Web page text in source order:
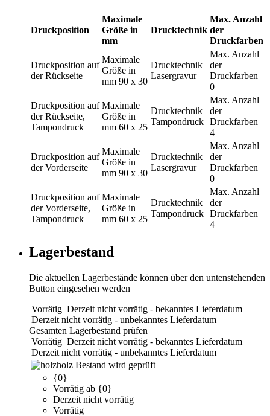
Druckposition
Maximale
Größe in
mm
Drucktechnik
Max. Anzahl
der
Druckfarben
Druckposition auf
der Rückseite
Maximale
Größe in
mm 90 x 30
Drucktechnik
Lasergravur
Max. Anzahl
der
Druckfarben
0
Druckposition auf
der Rückseite,
Tampondruck
Maximale
Größe in
mm 60 x 25
Drucktechnik
Tampondruck
Max. Anzahl
der
Druckfarben
4
Druckposition auf
der Vorderseite
Maximale
Größe in
mm 90 x 30
Drucktechnik
Lasergravur
Max. Anzahl
der
Druckfarben
0
Druckposition auf
der Vorderseite,
Tampondruck
Maximale
Größe in
mm 60 x 25
Drucktechnik
Tampondruck
Max. Anzahl
der
Druckfarben
4
Lagerbestand
Die aktuellen Lagerbestände können über den untenstehenden
Button eingesehen werden
Vorrätig Derzeit nicht vorrätig - bekanntes Lieferdatum
Derzeit nicht vorrätig - unbekanntes Lieferdatum
Gesamten Lagerbestand prüfen
Vorrätig Derzeit nicht vorrätig - bekanntes Lieferdatum
Derzeit nicht vorrätig - unbekanntes Lieferdatum
holz Bestand wird geprüft
{0}
Vorrätig ab {0}
Derzeit nicht vorrätig
Vorrätig